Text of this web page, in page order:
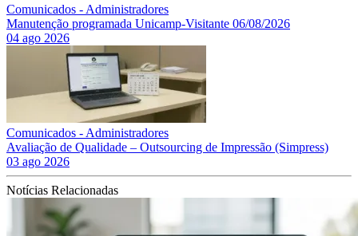
Comunicados - Administradores
Manutenção programada Unicamp-Visitante 06/08/2026
04 ago 2026
Comunicados - Administradores
Avaliação de Qualidade – Outsourcing de Impressão (Simpress)
03 ago 2026
Notícias Relacionadas